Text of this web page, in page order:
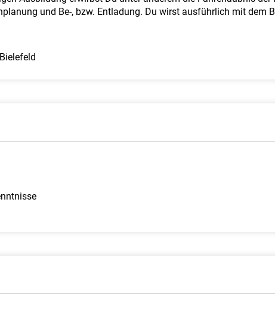
und Be-, bzw. Entladung. Du wirst ausführlich mit dem